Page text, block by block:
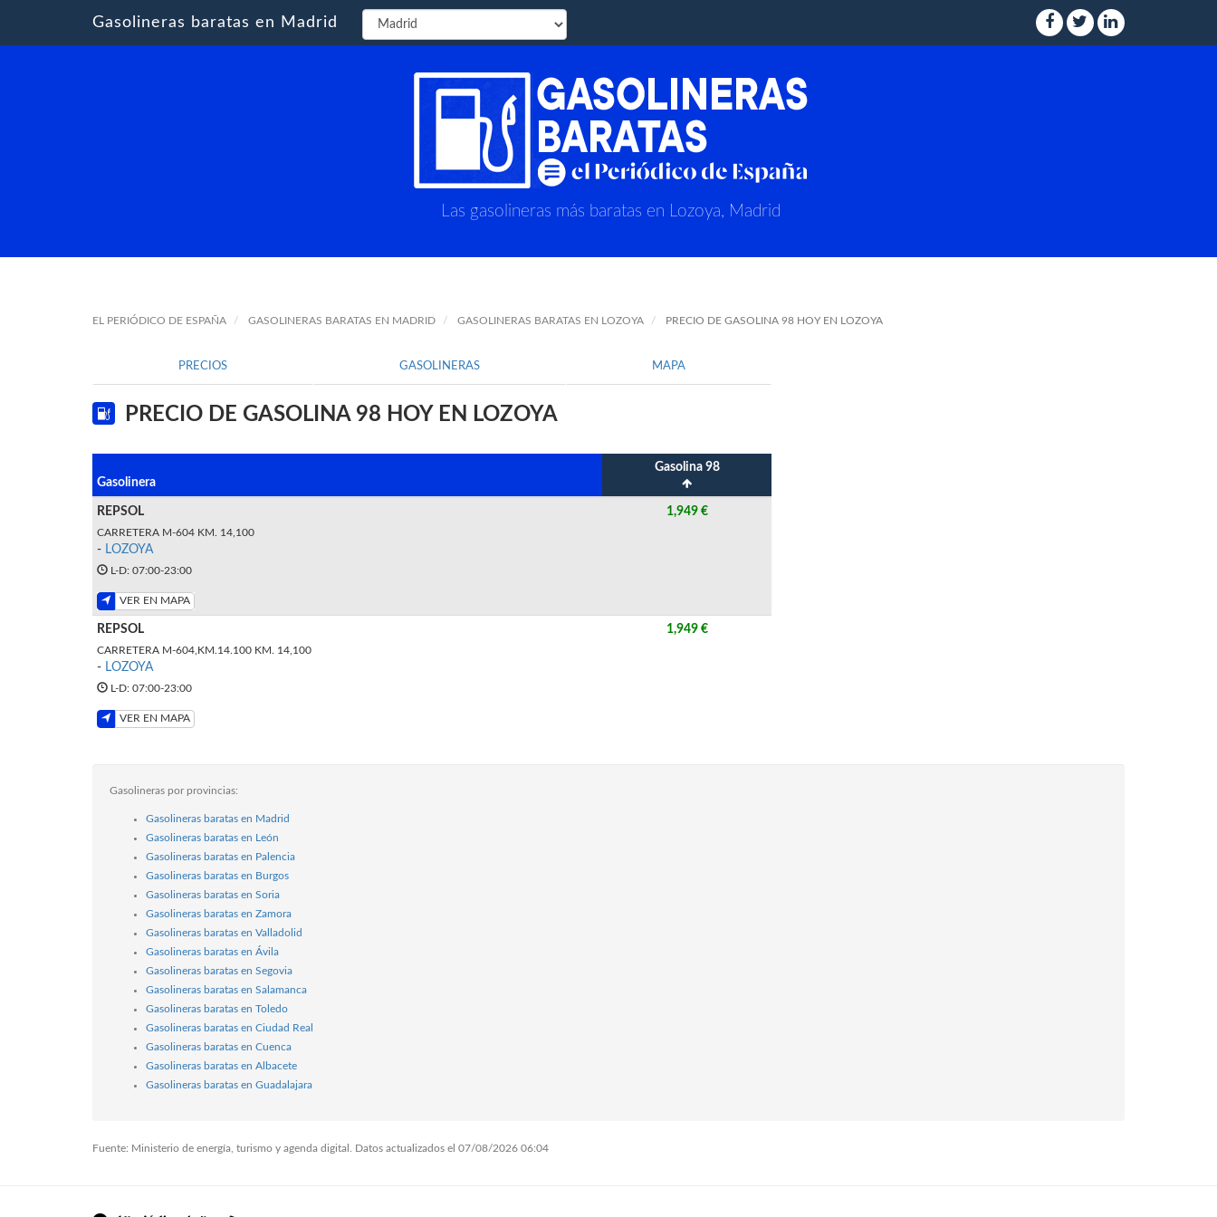
Gasolineras baratas en Madrid
Las gasolineras más baratas en Lozoya, Madrid
EL PERIÓDICO DE ESPAÑA GASOLINERAS BARATAS EN MADRID GASOLINERAS BARATAS EN LOZOYA PRECIO DE GASOLINA 98 HOY EN LOZOYA
PRECIOS GASOLINERAS MAPA
PRECIO DE GASOLINA 98 HOY EN LOZOYA
Gasolinera
Gasolina 98
REPSOL
CARRETERA M-604 KM. 14,100
- LOZOYA
L-D: 07:00-23:00
VER EN MAPA
1,949 €
REPSOL
CARRETERA M-604,KM.14.100 KM. 14,100
- LOZOYA
L-D: 07:00-23:00
VER EN MAPA
1,949 €
Gasolineras por provincias:
Gasolineras baratas en Madrid
Gasolineras baratas en León
Gasolineras baratas en Palencia
Gasolineras baratas en Burgos
Gasolineras baratas en Soria
Gasolineras baratas en Zamora
Gasolineras baratas en Valladolid
Gasolineras baratas en Ávila
Gasolineras baratas en Segovia
Gasolineras baratas en Salamanca
Gasolineras baratas en Toledo
Gasolineras baratas en Ciudad Real
Gasolineras baratas en Cuenca
Gasolineras baratas en Albacete
Gasolineras baratas en Guadalajara
Fuente: Ministerio de energía, turismo y agenda digital. Datos actualizados el 07/08/2026 06:04